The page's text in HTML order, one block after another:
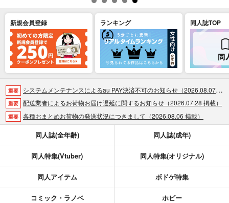
新規会員登録 ランキング 同人誌TOP
重要 システムメンテナンスによるau PAY決済不可のお知らせ（2026.08.07 掲載）
重要 配送業者によるお荷物お届け遅延に関するお知らせ（2026.07.28 掲載）
重要 各種おまとめお荷物の発送状況につきまして（2026.08.06 掲載）
おまとめサイクル「定期便(月2)」一般会員様の利用再開のお知らせ（2026.02.05 掲載）
重要 「とらのあな×駿河屋日本橋乙女同人誌館」通販店頭受取サービス開始のお知らせ（2026.01.05 更新｜2025.12.30 掲載）
【2025/12/1より】「通販ポイント⇒とらコイン変換キャンペーン」終了のお知らせ（2025.11.21 掲載）
個人情報保護方針の改定について（2025.09.19 更新｜2025.08.01 掲載）
同人誌(全年齢) 同人誌(成年)
同人特集(Vtuber) 同人特集(オリジナル)
同人アイテム ボドゲ特集
コミック・ラノベ ホビー